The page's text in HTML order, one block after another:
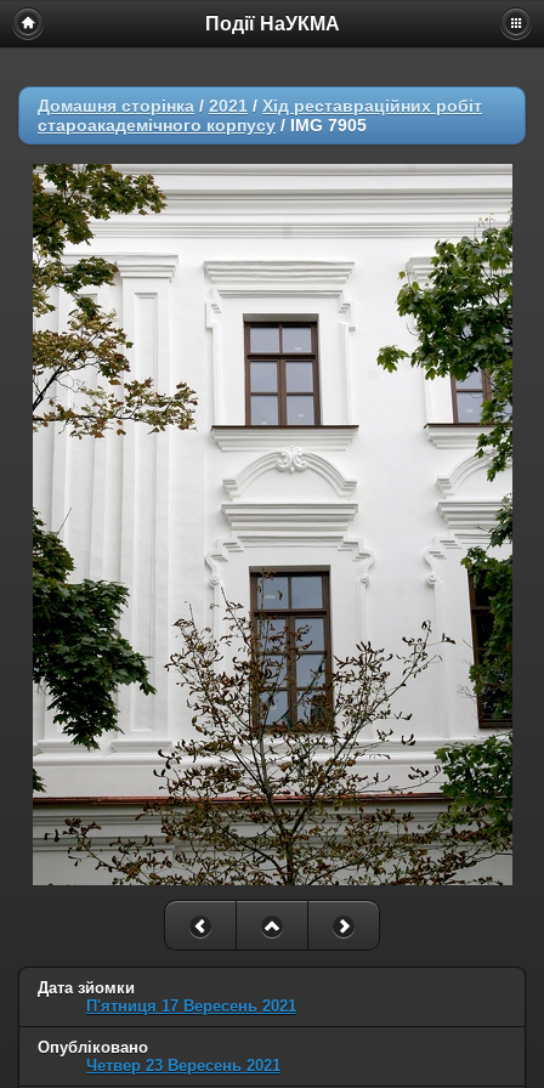
Події НаУКМА
Домашня сторінка / 2021 / Хід реставраційних робіт
староакадемічного корпусу / IMG 7905
Дата зйомки
П'ятниця 17 Вересень 2021
Опубліковано
Четвер 23 Вересень 2021